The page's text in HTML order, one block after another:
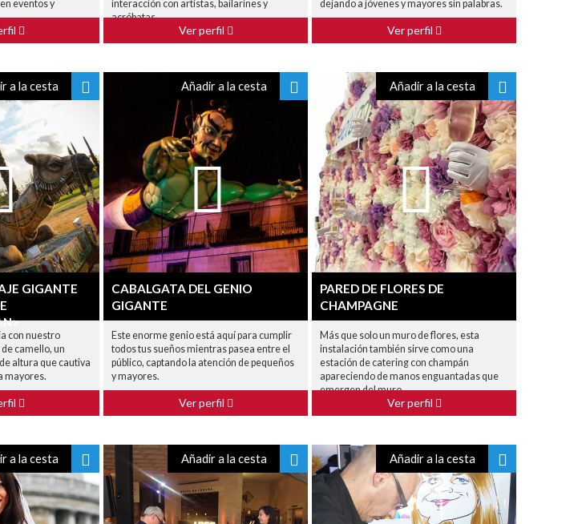
eventos y
interacción con artistas, bailarines y
acróbatas.
Ver perfil
dejando a jóvenes y mayores sin palabras.
Ver perfil
a la cesta
GIGANTE
con nuestro
camello, un
altura que cautiva
mayores.
Añadir a la cesta
CABALGATA DEL GENIO
GIGANTE
Este enorme genio está aquí para cumplir
todos tus sueños mientras pasea entre el
público, captando la atención de pequeños
y mayores.
Ver perfil
Añadir a la cesta
PARED DE FLORES DE
CHAMPAGNE
Más que solo un muro de flores, esta
instalación también sirve como una
estación de catering con champán
apareciendo de manos enguantadas que
emergen del muro.
Ver perfil
a la cesta Añadir a la cesta Añadir a la cesta